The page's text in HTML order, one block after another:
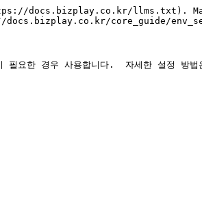
docs.bizplay.co.kr/llms.txt).
core_guide/
요한 경우 사용합니다.  자세한 설정 방법